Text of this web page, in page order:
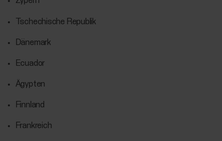
Tschechische Republik
Dänemark
Ecuador
Ägypten
Finnland
Frankreich